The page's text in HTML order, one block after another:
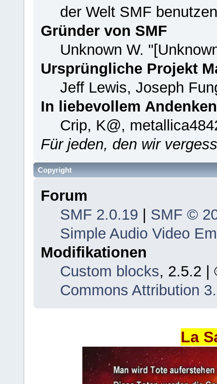
der Welt SMF
Gründer von SMF
Unknown W.
Ursprüngliche Projekt
Jeff Lewis, Joseph
In liebevollem
Crip, K@,
Für jeden, den wir
Copyright
Forum
SMF 2.0.19
SMF ©
Simple Audio Video
Modifikationen
Custom blocks, 2.5.2 |
Commons Attribution
La